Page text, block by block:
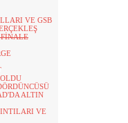
VE GSB
ALTIN
VE